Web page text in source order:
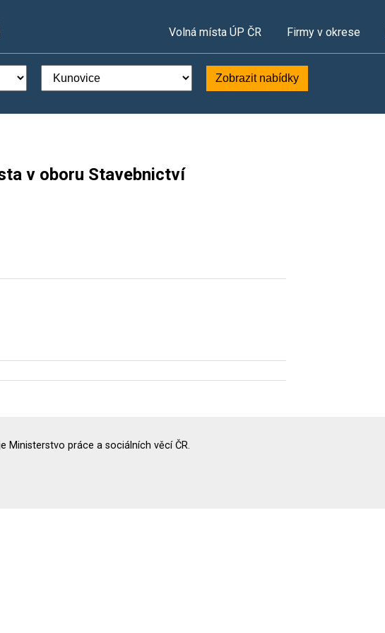
Volná místa ÚP ČR Firmy v okrese
Zobrazit nabídky
v oboru Stavebnictví
Ministerstvo práce a sociálních věcí ČR.